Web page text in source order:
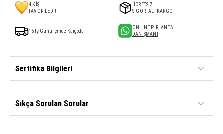
4 KİŞİ
FAVORİLEDİ!
ÜCRETSİZ
SİGORTALI KARGO
15 İş Günü İçinde Kargoda
ONLINE PIRLANTA
DANIŞMANI
Sertifika Bilgileri
Sıkça Sorulan Sorular